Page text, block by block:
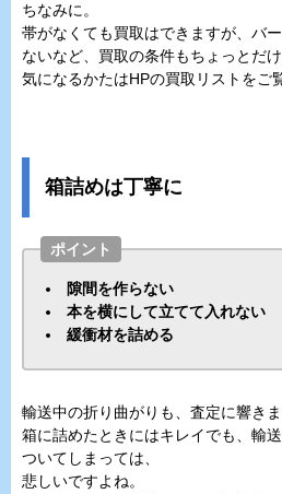
ちなみに。
帯がなくても買取はできますが、バ
ないなど、買取の条件もちょっとだけ
気になるかたはHPの買取リストをご
箱詰めは丁寧に
ポイント
隙間を作らない
本を横にして立てて入れない
緩衝材を詰める
輸送中の折り曲がりも、査定に響きま
箱に詰めたときにはキレイでも、輸
ついてしまっては、
悲しいですよね。